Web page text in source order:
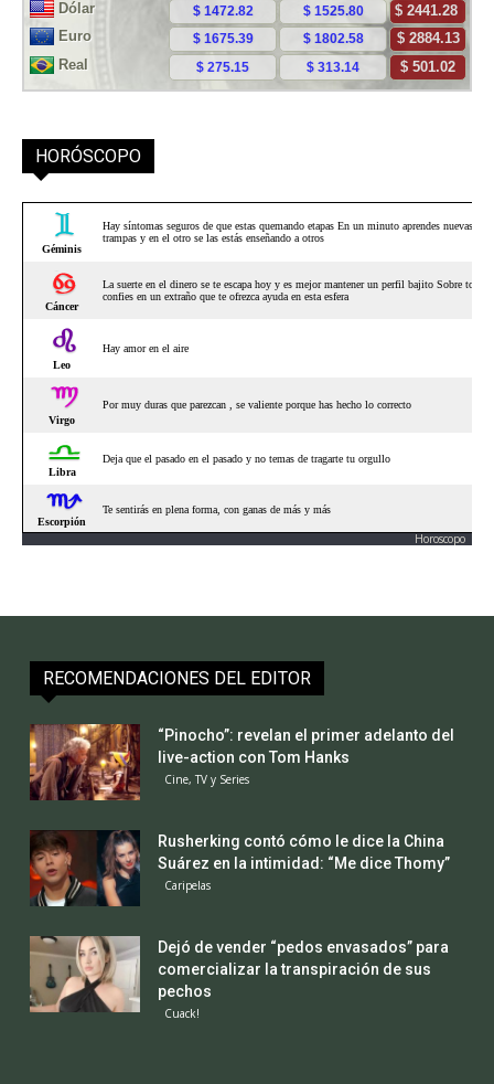
HORÓSCOPO
Horoscopo
RECOMENDACIONES DEL EDITOR
“Pinocho”: revelan el primer adelanto del
live-action con Tom Hanks
Cine, TV y Series
Rusherking contó cómo le dice la China
Suárez en la intimidad: “Me dice Thomy”
Caripelas
Dejó de vender “pedos envasados” para
comercializar la transpiración de sus
pechos
Cuack!